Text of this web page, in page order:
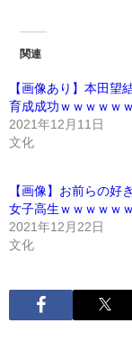
関連
【画像あり】本田望
育成成功ｗｗｗｗｗ
2021年12月11日
文化
【画像】お前らの好
女子高生ｗｗｗｗｗ
2021年12月22日
文化